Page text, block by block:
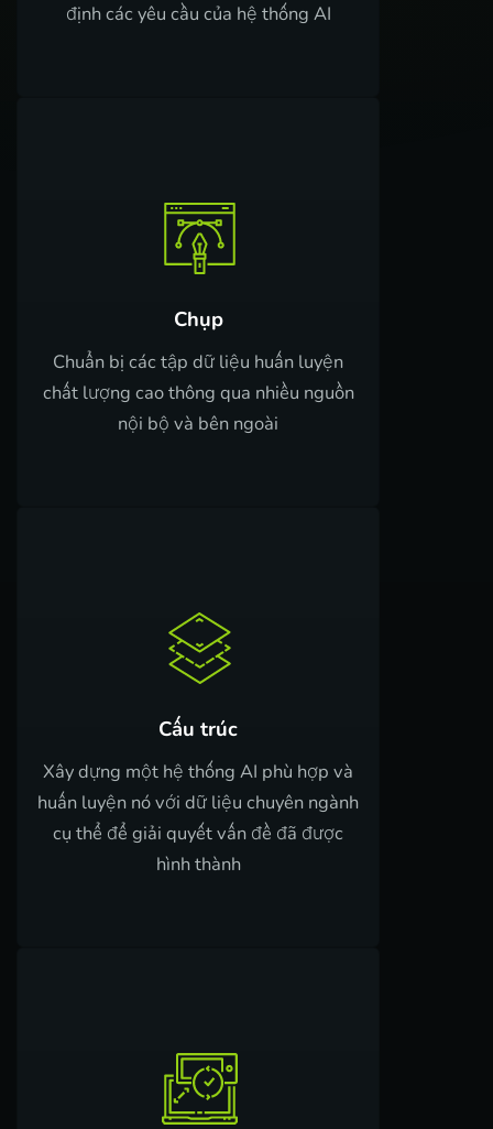
định các yêu cầu của hệ thống AI
Chụp
Chuẩn bị các tập dữ liệu huấn luyện
chất lượng cao thông qua nhiều nguồn
nội bộ và bên ngoài
Cấu trúc
Xây dựng một hệ thống AI phù hợp và
huấn luyện nó với dữ liệu chuyên ngành
cụ thể để giải quyết vấn đề đã được
hình thành